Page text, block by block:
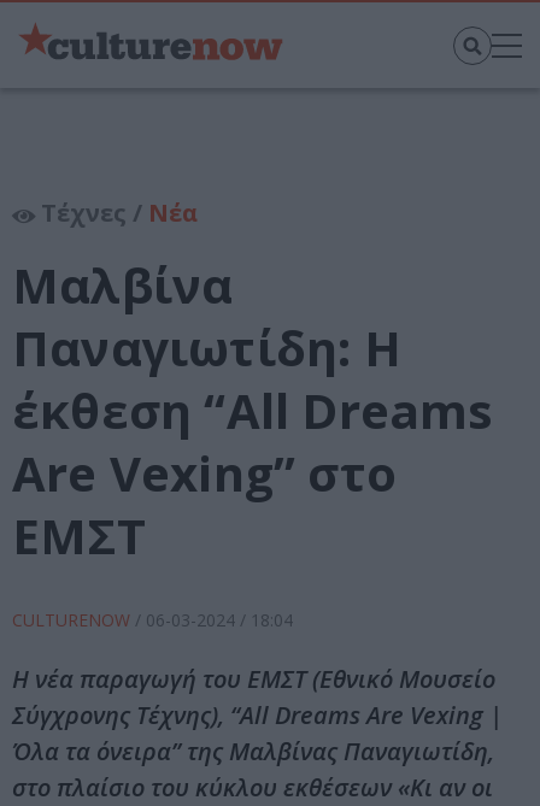
Τέχνες / Νέα
Μαλβίνα
Παναγιωτίδη: Η
έκθεση “All Dreams
Are Vexing” στο
ΕΜΣΤ
CULTURENOW / 06-03-2024 / 18:04
Η νέα παραγωγή του ΕΜΣΤ (Εθνικό Μουσείο
Σύγχρονης Τέχνης), “All Dreams Are Vexing |
Όλα τα όνειρα” της Μαλβίνας Παναγιωτίδη,
στο πλαίσιο του κύκλου εκθέσεων «Κι αν οι